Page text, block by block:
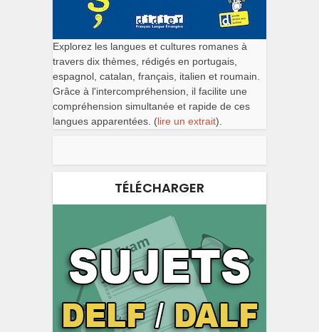
Explorez les langues et cultures romanes à
travers dix thèmes, rédigés en portugais,
espagnol, catalan, français, italien et roumain.
Grâce à l'intercompréhension, il facilite une
compréhension simultanée et rapide de ces
langues apparentées. (lire un extrait).
TÉLÉCHARGER